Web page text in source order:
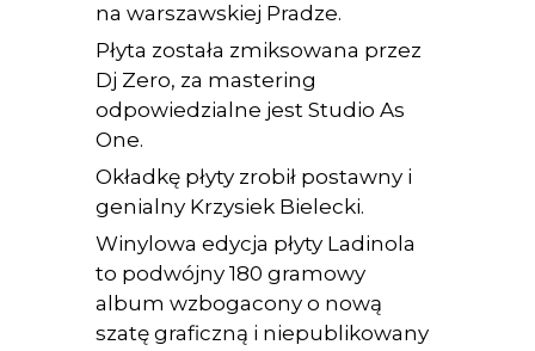
na warszawskiej Pradze.
Płyta została zmiksowana przez
Dj Zero, za mastering
odpowiedzialne jest Studio As
One.
Okładkę płyty zrobił postawny i
genialny Krzysiek Bielecki.
Winylowa edycja płyty Ladinola
to podwójny 180 gramowy
album wzbogacony o nową
szatę graficzną i niepublikowany